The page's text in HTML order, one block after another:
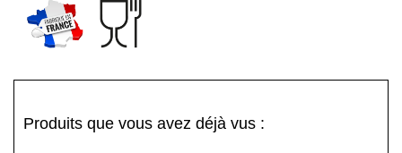
Produits que vous avez déjà vus :